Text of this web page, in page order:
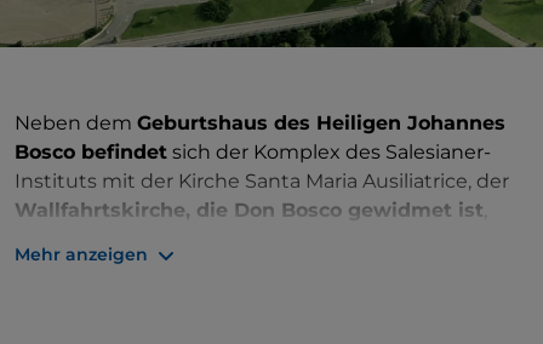
Neben dem Geburtshaus des Heiligen Johannes
Bosco befindet sich der Komplex des Salesianer-
Instituts mit der Kirche Santa Maria Ausiliatrice, der
Wallfahrtskirche, die Don Bosco gewidmet ist,
Salesianischen Missionen in der Welt und dem
Mehr anzeigen